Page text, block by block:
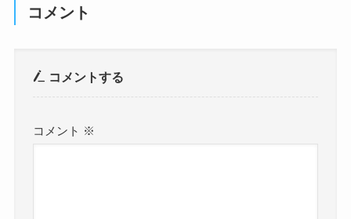
コメント
コメントする
コメント ※